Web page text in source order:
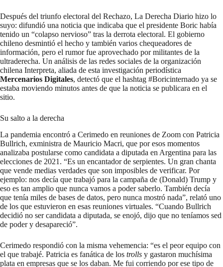
Después del triunfo electoral del Rechazo, La Derecha Diario hizo lo
suyo: difundió una noticia que indicaba que el presidente Boric había
tenido un “colapso nervioso” tras la derrota electoral. El gobierno
chileno desmintió el hecho y también varios chequeadores de
información, pero el rumor fue aprovechado por militantes de la
ultraderecha. Un análisis de las redes sociales de la organización
chilena Interpreta, aliada de esta investigación periodística
Mercenarios Digitales, detectó que el hashtag #Boricinternado ya se
estaba moviendo minutos antes de que la noticia se publicara en el
sitio.
Su salto a la derecha
La pandemia encontró a Cerimedo en reuniones de Zoom con Patricia
Bullrich, exministra de Mauricio Macri, que por esos momentos
analizaba postularse como candidata a diputada en Argentina para las
elecciones de 2021. “Es un encantador de serpientes. Un gran chanta
que vende medias verdades que son imposibles de verificar. Por
ejemplo: nos decía que trabajó para la campaña de (Donald) Trump y
eso es tan amplio que nunca vamos a poder saberlo. También decía
que tenía miles de bases de datos, pero nunca mostró nada”, relató uno
de los que estuvieron en esas reuniones virtuales. “Cuando Bullrich
decidió no ser candidata a diputada, se enojó, dijo que no teníamos sed
de poder y desapareció”.
Cerimedo respondió con la misma vehemencia: “es el peor equipo con
el que trabajé. Patricia es fanática de los trolls y gastaron muchísima
plata en empresas que se los daban. Me fui corriendo por ese tipo de